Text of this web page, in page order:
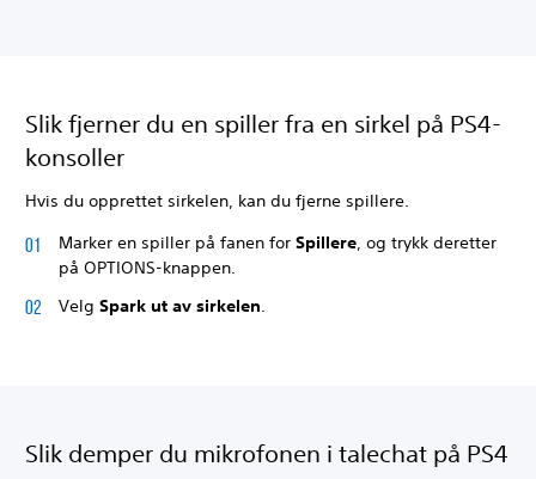
Slik fjerner du en spiller fra en sirkel på PS4-
konsoller
Hvis du opprettet sirkelen, kan du fjerne spillere.
Marker en spiller på fanen for Spillere, og trykk deretter
på OPTIONS-knappen.
Velg Spark ut av sirkelen
Slik demper du mikrofonen i talechat på PS4